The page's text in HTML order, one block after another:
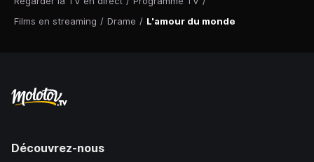
Films en streaming / Drame / L'amour du monde
Découvrez-nous